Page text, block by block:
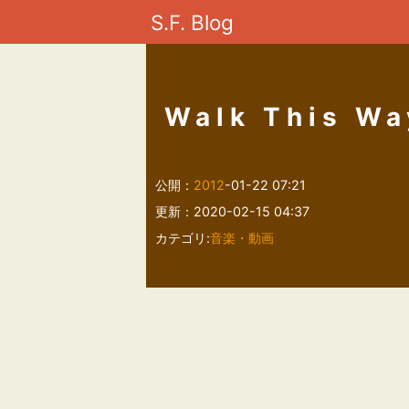
S.F. Blog
Walk This
公開： 2012-01-22 07:21
更新：2020-02-15 04:37
カテゴリ:音楽・動画